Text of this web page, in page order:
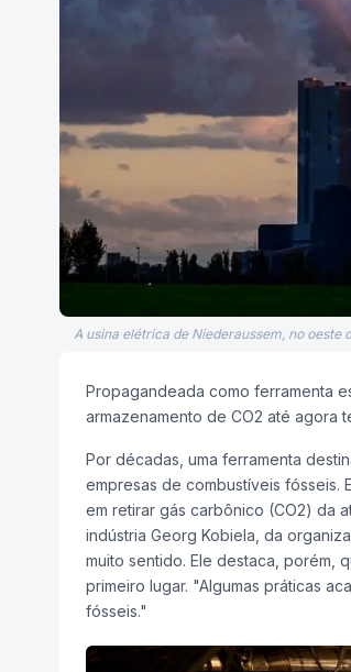
A usina elétrica de Niederaussem, no oeste
Propagandeada como ferramenta
armazenamento de CO2 até agora
Por décadas, uma ferramenta
empresas de combustíveis fósseis.
em retirar gás carbônico (CO2) da
indústria Georg Kobiela, da
muito sentido. Ele destaca, porém,
primeiro lugar. "Algumas práticas
fósseis."